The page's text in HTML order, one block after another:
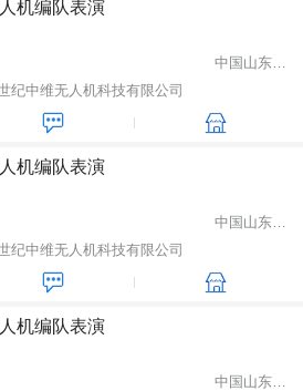
机编队表演
中国山东省潍坊市
纪中维无人机科技有限公司
机编队表演
中国山东省潍坊市
纪中维无人机科技有限公司
机编队表演
中国山东省潍坊市